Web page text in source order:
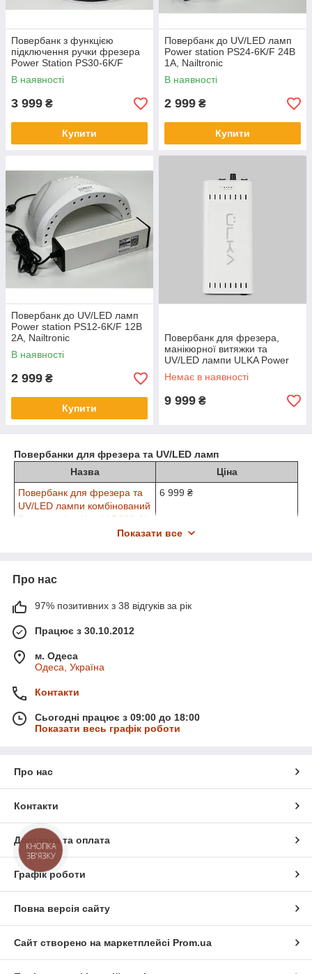
Повербанк з функцією
підключення ручки фрезера
Power Station PS30-6K/F
Nailtronic
В наявності
3 999 ₴
Купити
Повербанк до UV/LED ламп
Power station PS24-6K/F 24В
1А, Nailtronic
В наявності
2 999 ₴
Купити
Повербанк до UV/LED ламп
Power station PS12-6K/F 12В
2А, Nailtronic
В наявності
2 999 ₴
Купити
Повербанк для фрезера,
манікюрної витяжки та
UV/LED лампи ULKA Power
Station 60
Немає в наявності
9 999 ₴
Повербанки для фрезера та UV/LED ламп
Назва
Ціна
Повербанк для фрезера та
UV/LED лампи комбінований
Power station Kombi PS30-9k
6 999 ₴
Power Station PS30-6K/F
Повербанк до UV/LED ламп
Power station PS24-6K/F 24В
1А, Nailtronic
2 999 ₴
Повербанк до UV/LED ламп
Power station PS12-6K/F 12В
2А, Nailtronic
❱ Категорія товарів
UV/LED ламп
Показати все
Про нас
97% позитивних з 38 відгуків за рік
Працює з 30.10.2012
м. Одеса
Одеса, Україна
Контакти
Сьогодні працює з 09:00 до 18:00
Показати весь графік роботи
Про нас
Контакти
Доставка та оплата
Графік роботи
Повна версія сайту
Сайт створено на маркетплейсі Prom.ua
КНОПКА
ЗВ'ЯЗКУ